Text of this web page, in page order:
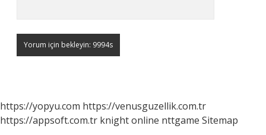
https://yopyu.com https://venusguzellik.com.tr
https://appsoft.com.tr knight online nttgame Sitemap